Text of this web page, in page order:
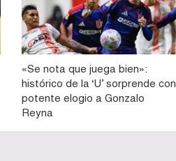
«Se nota que juega bien»:
histórico de la ‘U’ sorprende con
potente elogio a Gonzalo
Reyna